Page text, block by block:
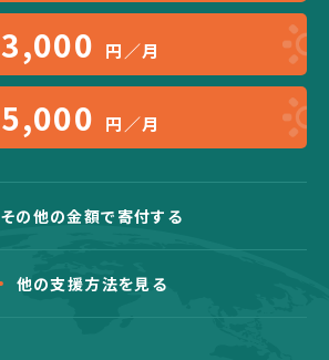
3,000 円／月
5,000 円／月
その他の金額で寄付する
他の支援方法を見る